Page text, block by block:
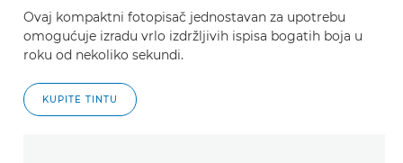
Ovaj kompaktni fotopisač jednostavan za upotrebu
omogućuje izradu vrlo izdržljivih ispisa bogatih boja u
roku od nekoliko sekundi.
KUPITE TINTU